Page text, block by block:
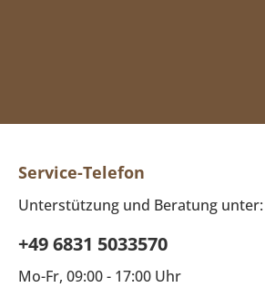
Service-Telefon
Unterstützung und Beratung unter:
+49 6831 5033570
Mo-Fr, 09:00 - 17:00 Uhr